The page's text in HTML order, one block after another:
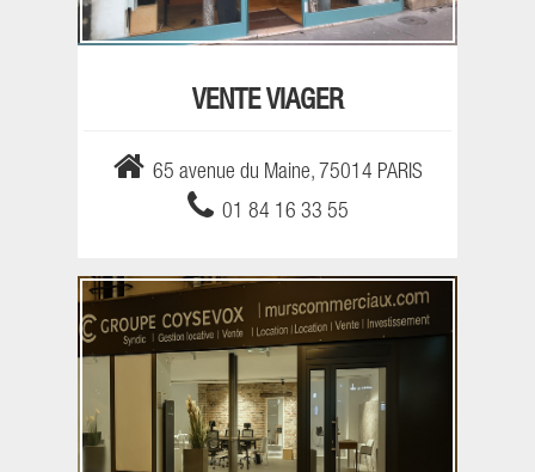
VENTE VIAGER
65 avenue du Maine, 75014 PARIS
01 84 16 33 55